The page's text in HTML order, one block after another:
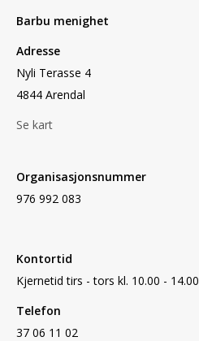
Barbu menighet
Adresse
Nyli Terasse 4
4844 Arendal
Se kart
Organisasjonsnummer
976 992 083
Kontortid
Kjernetid tirs - tors kl. 10.00 - 14.00
Telefon
37 06 11 02